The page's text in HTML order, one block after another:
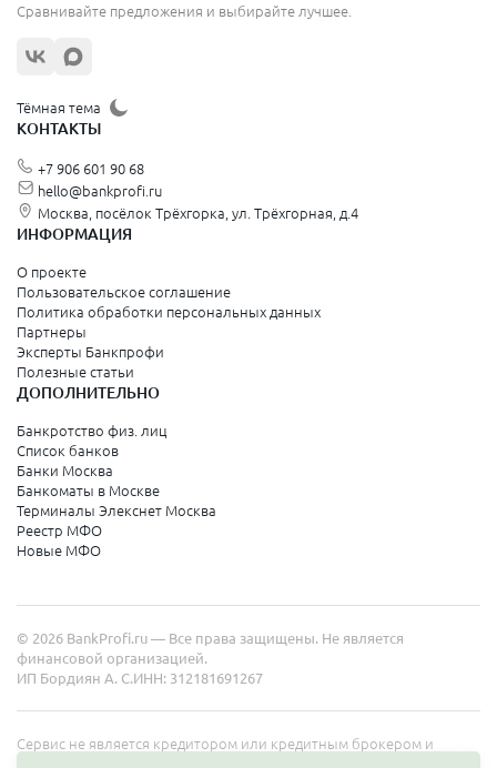
Сравнивайте предложения и выбирайте лучшее.
Тёмная тема
КОНТАКТЫ
+7 906 601 90 68
hello@bankprofi.ru
Москва, посёлок Трёхгорка, ул. Трёхгорная, д.4
ИНФОРМАЦИЯ
О проекте
Пользовательское соглашение
Политика обработки персональных данных
Партнеры
Эксперты Банкпрофи
Полезные статьи
ДОПОЛНИТЕЛЬНО
Банкротство физ. лиц
Список банков
Банки Москва
Банкоматы в Москве
Терминалы Элекснет Москва
Реестр МФО
Новые МФО
© 2026 BankProfi.ru — Все права защищены. Не является
финансовой организацией.
ИП Бордиян А. С.ИНН: 312181691267
Сервис не является кредитором или кредитным брокером и